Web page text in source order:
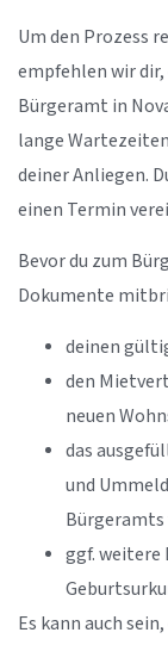
Um den Prozess
empfehlen wir
Bürgeramt in
lange
deiner Anliegen.
einen Termin
Bevor du zum
Dokumente
deinen
den
neuen
das
und
ggf. weitere
Es kann auch